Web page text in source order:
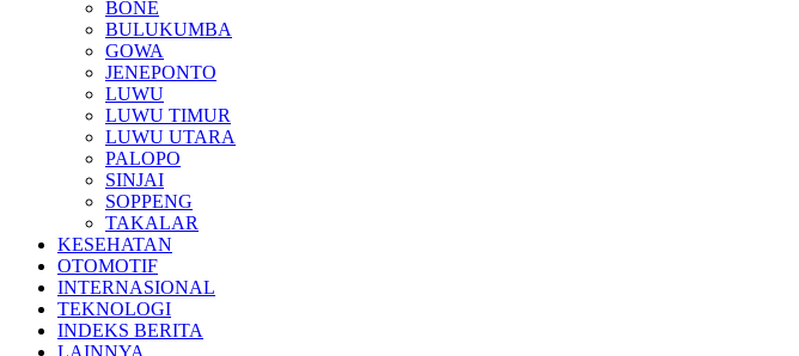
BONE
BULUKUMBA
GOWA
JENEPONTO
LUWU
LUWU TIMUR
LUWU UTARA
PALOPO
SINJAI
SOPPENG
TAKALAR
KESEHATAN
OTOMOTIF
INTERNASIONAL
TEKNOLOGI
INDEKS BERITA
LAINNYA